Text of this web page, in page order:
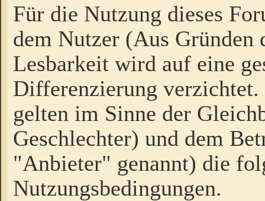
Für die Nutzung dieses
dem Nutzer (Aus Gründen
Lesbarkeit wird auf eine
Differenzierung
gelten im Sinne der
Geschlechter) und dem
"Anbieter" genannt) die
Nutzungsbedingungen.